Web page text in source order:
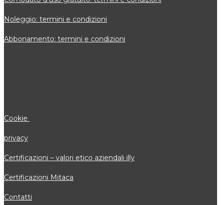
Noleggio: termini e condizioni
Abbonamento: termini e condizioni
Cookie
privacy
Certificazioni – valori etico aziendali illy
Certificazioni Mitaca
Contatti